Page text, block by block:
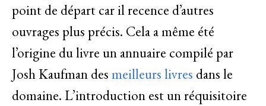
point de départ car il recence d’autres
ouvrages plus précis. Cela a même été
l’origine du livre un annuaire compilé par
Josh Kaufman des meilleurs livres dans le
domaine. L’introduction est un réquisitoire